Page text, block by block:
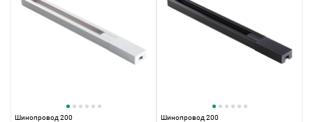
Шинопровод 200
Шинопровод 200